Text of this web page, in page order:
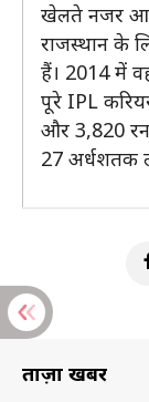
खेलते नजर
राजस्थान के
हैं। 2014 में
पूरे IPL
और 3,820
27 अर्धशतक
ताज़ा खबरें